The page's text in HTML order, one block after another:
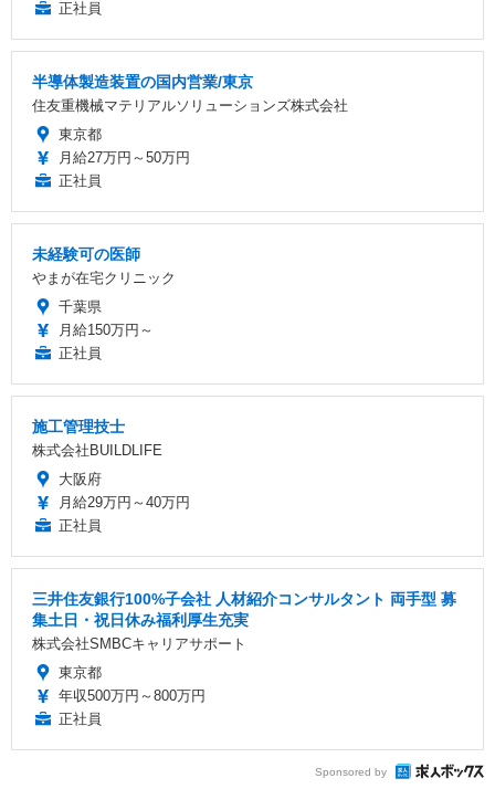
正社員
半導体製造装置の国内営業/東京
住友重機械マテリアルソリューションズ株式会社
東京都
月給27万円～50万円
正社員
未経験可の医師
やまが在宅クリニック
千葉県
月給150万円～
正社員
施工管理技士
株式会社BUILDLIFE
大阪府
月給29万円～40万円
正社員
三井住友銀行100%子会社 人材紹介コンサルタント 両手型 募
集土日・祝日休み福利厚生充実
株式会社SMBCキャリアサポート
東京都
年収500万円～800万円
正社員
Sponsored by